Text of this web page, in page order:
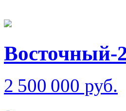
Восточный-
2 500 000 руб.